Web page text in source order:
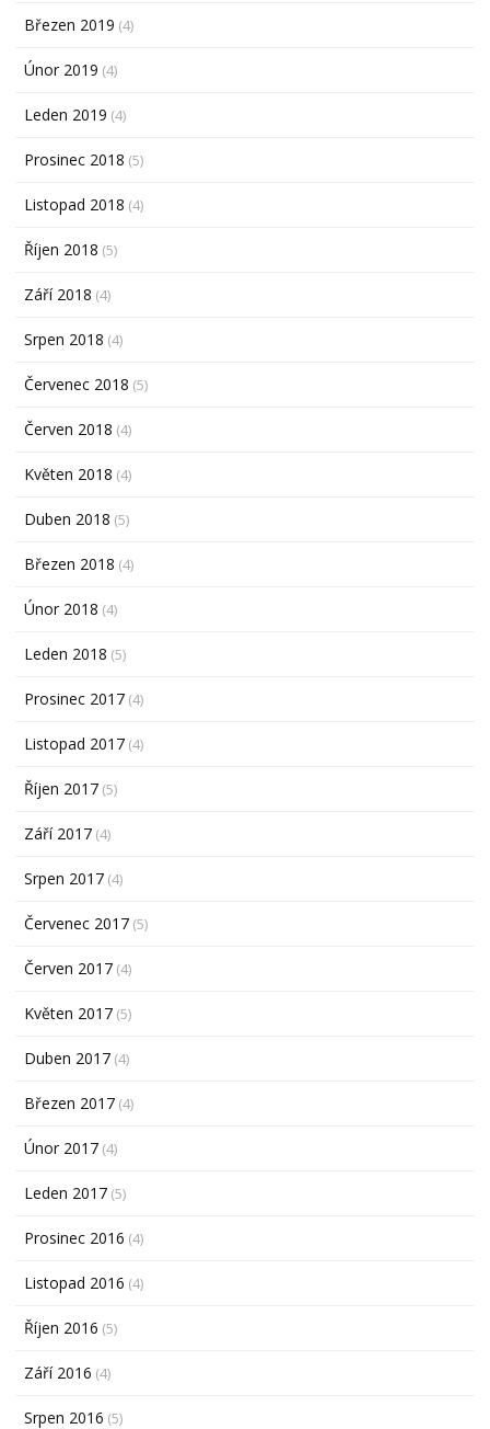
Březen 2019 (4)
Únor 2019 (4)
Leden 2019 (4)
Prosinec 2018 (5)
Listopad 2018 (4)
Říjen 2018 (5)
Září 2018 (4)
Srpen 2018 (4)
Červenec 2018 (5)
Červen 2018 (4)
Květen 2018 (4)
Duben 2018 (5)
Březen 2018 (4)
Únor 2018 (4)
Leden 2018 (5)
Prosinec 2017 (4)
Listopad 2017 (4)
Říjen 2017 (5)
Září 2017 (4)
Srpen 2017 (4)
Červenec 2017 (5)
Červen 2017 (4)
Květen 2017 (5)
Duben 2017 (4)
Březen 2017 (4)
Únor 2017 (4)
Leden 2017 (5)
Prosinec 2016 (4)
Listopad 2016 (4)
Říjen 2016 (5)
Září 2016 (4)
Srpen 2016 (5)